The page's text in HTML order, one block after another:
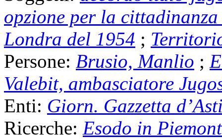
opzione per la
Londra del 1954 ;
Persone: Brusio, Manlio ;
Valebit, ambasciatore
Enti: Giorn. Gazzetta
Ricerche: Esodo in